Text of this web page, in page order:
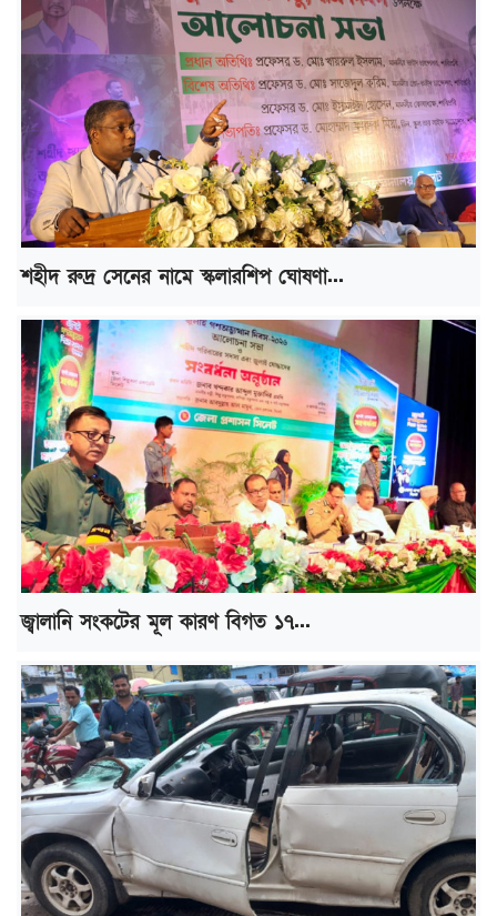
শহীদ রুদ্র সেনের নামে স্কলারশিপ ঘোষণা...
জ্বালানি সংকটের মূল কারণ বিগত ১৭...